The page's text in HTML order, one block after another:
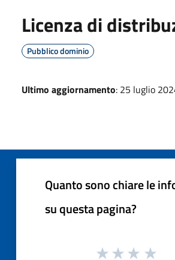
Licenza di
Pubblico dominio
Ultimo aggiornamento: 25 luglio
Quanto sono chiare le
su questa pagina?